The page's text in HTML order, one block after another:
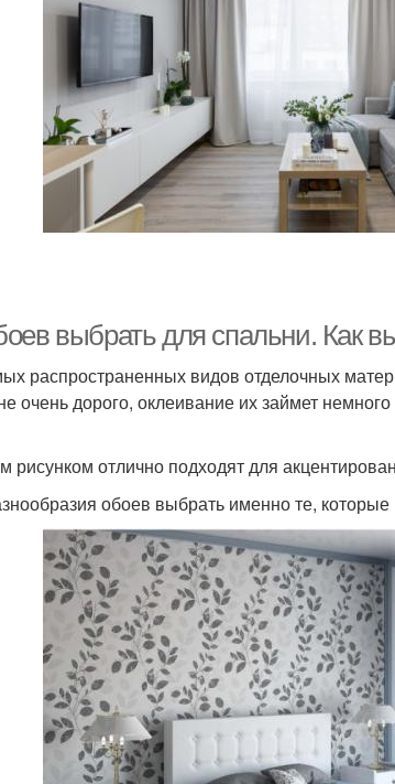
выбрать для спальни. Как
распространенных видов отделочных
очень дорого, оклеивание их займет
рисунком отлично подходят для
обоев выбрать именно те,